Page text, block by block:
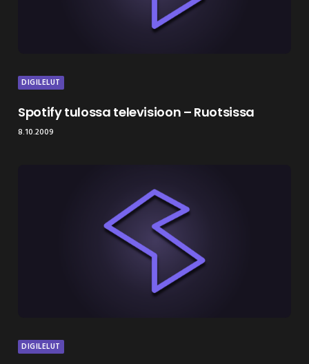
DIGILELUT
Spotify tulossa televisioon – Ruotsissa
8.10.2009
DIGILELUT